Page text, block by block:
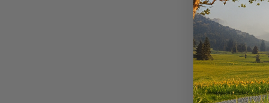
L’ogive ID
tendre
qui
unnoyau
chemisage
trajectoire
Donnée
aussi un
franc. RWS
cohérente